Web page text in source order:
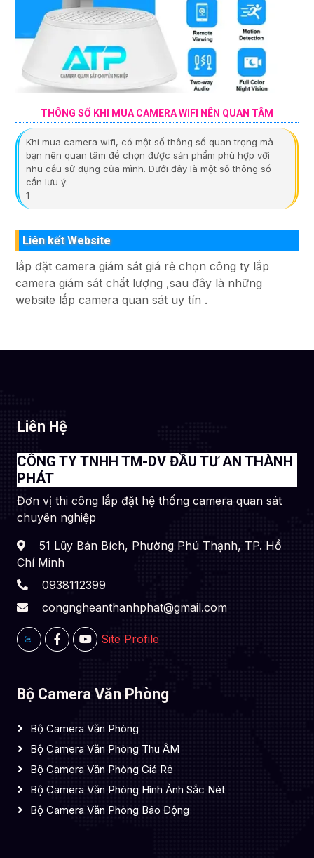
THÔNG SỐ KHI MUA CAMERA WIFI NÊN QUAN TÂM
Khi mua camera wifi, có một số thông số quan trọng mà
bạn nên quan tâm để chọn được sản phẩm phù hợp với
nhu cầu sử dụng của mình. Dưới đây là một số thông số
cần lưu ý:
1
Liên kết Website
lắp đặt camera giám sát giá rẻ chọn công ty lắp
camera giám sát chất lượng ,sau đây là những
website lắp camera quan sát uy tín .
Liên Hệ
CÔNG TY TNHH TM-DV ĐẦU TƯ AN THÀNH
PHÁT
Đơn vị thi công lắp đặt hệ thống camera quan sát
chuyên nghiệp
51 Lũy Bán Bích, Phường Phú Thạnh, TP. Hồ
Chí Minh
0938112399
congngheanthanhphat@gmail.com
Site Profile
Bộ Camera Văn Phòng
Bộ Camera Văn Phòng
Bộ Camera Văn Phòng Thu ÂM
Bộ Camera Văn Phòng Giá Rẻ
Bộ Camera Văn Phòng Hình Ảnh Sắc Nét
Bộ Camera Văn Phòng Báo Động